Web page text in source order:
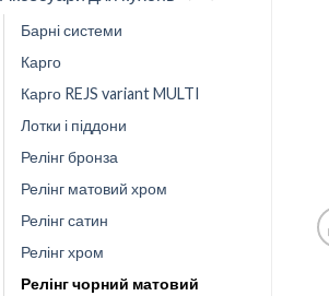
Барні системи
Карго
Карго REJS variant MULTI
Лотки і піддони
Релінг бронза
Релінг матовий хром
Релінг сатин
Релінг хром
Релінг чорний матовий